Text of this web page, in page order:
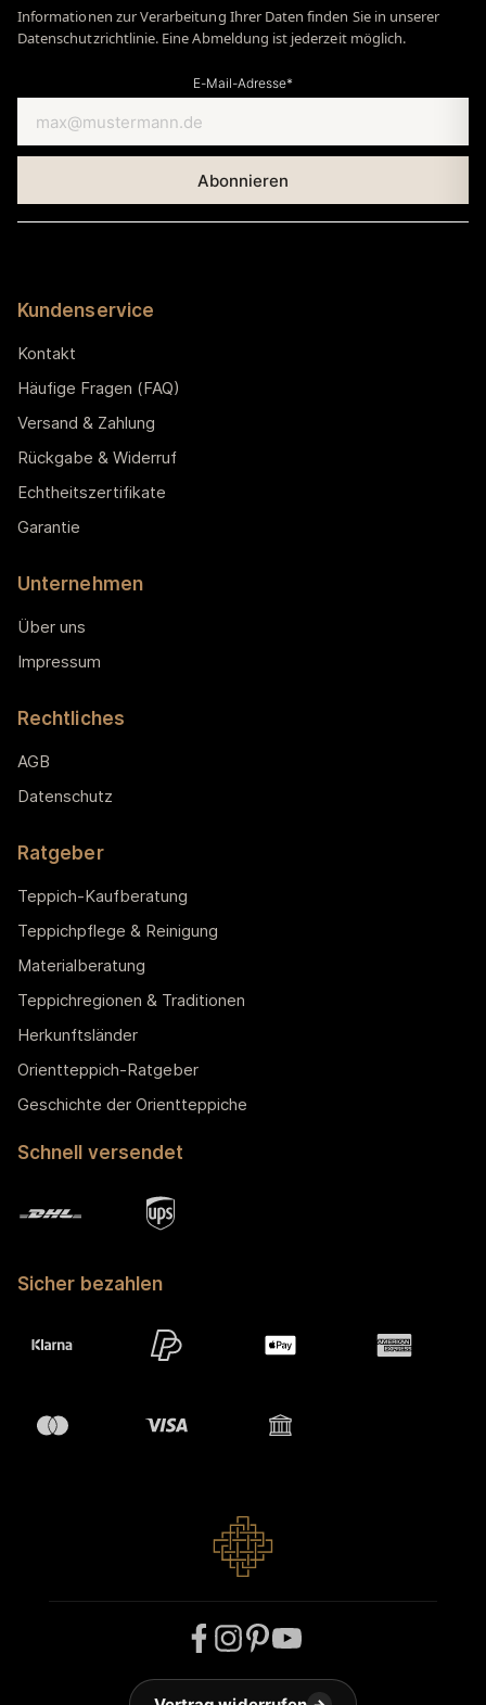
Informationen zur Verarbeitung Ihrer Daten finden Sie in unserer
Datenschutzrichtlinie. Eine Abmeldung ist jederzeit möglich.
E-Mail-Adresse*
Kundenservice
Kontakt
Häufige Fragen (FAQ)
Versand & Zahlung
Rückgabe & Widerruf
Echtheitszertifikate
Garantie
Unternehmen
Über uns
Impressum
Rechtliches
AGB
Datenschutz
Ratgeber
Teppich-Kaufberatung
Teppichpflege & Reinigung
Materialberatung
Teppichregionen & Traditionen
Herkunftsländer
Orientteppich-Ratgeber
Geschichte der Orientteppiche
Schnell versendet
Sicher bezahlen